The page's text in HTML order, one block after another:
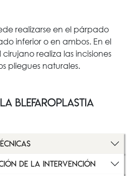
realizarse en el párpado
inferior o en ambos. En el
realiza las incisiones
pliegues naturales.
BLEFAROPLASTIA
DE LA INTERVENCIÓN